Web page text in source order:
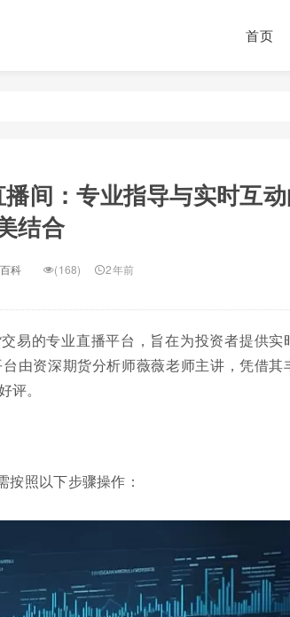
首页
间：专业指导与实时互
结合
科 (168) 2年前
易的专业直播平台，旨在为投资者提供实
由资深期货分析师薇薇老师主讲，凭借其
。
照以下步骤操作：